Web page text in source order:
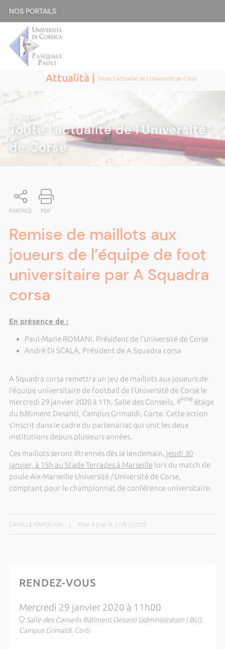
NOS PORTAILS :
Attualità |Toute l'actualité de l'Université de Corse
ATTUALITÀ|
Toute l'actualité de l'Université
de Corse
PARTAGE PDF
Remise de maillots aux
joueurs de l’équipe de foot
universitaire par A Squadra
corsa
En présence de :
Paul-Marie ROMANI, Président de l’Université de Corse
André DI SCALA, Président de A Squadra corsa
A Squadra corsa remettra un jeu de maillots aux joueurs de
l’équipe universitaire de football de l’Université de Corse le
mercredi 29 janvier 2020 à 11h, Salle des Conseils, 4èmeétage
du bâtiment Desanti, Campus Grimaldi, Corte. Cette action
s’inscrit dans le cadre du partenariat qui unit les deux
institutions depuis plusieurs années.
Ces maillots seront étrennés dès le lendemain, jeudi 30
janvier, à 15h au Stade Terrades à Marseillelors du match de
poule Aix-Marseille Université / Université de Corse,
comptant pour le championnat de conférence universitaire.
CAMILLE RAPOLANI Mise à jour le 27/01/2020
RENDEZ-VOUS
Mercredi 29 janvier 2020 à 11h00
Salle des Conseils Bâtiment Desanti (administration | BU),
Campus Grimaldi, Corti